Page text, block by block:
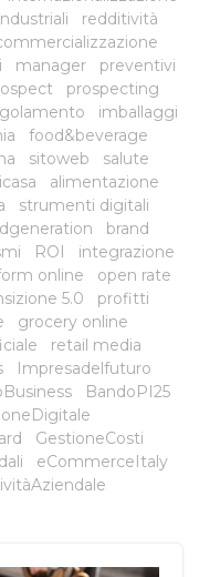
redditività
manager
preventivi
prospecting
imballaggi
food&beverage
sitoweb
salute
alimentazione
strumenti digitali
brand
ROI
integrazione
online
open rate
5.0
profitti
grocery online
retail media
Impresadelfuturo
BandoPI25
GestioneCosti
eCommerceItaly